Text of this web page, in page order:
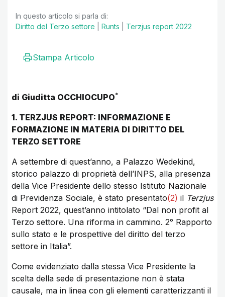
In questo articolo si parla di:
Diritto del Terzo settore
Runts Terzjus report 2022
Stampa Articolo
di Giuditta OCCHIOCUPO*
1. TERZJUS REPORT: INFORMAZIONE E
FORMAZIONE IN MATERIA DI DIRITTO DEL
TERZO SETTORE
A settembre di quest’anno, a Palazzo Wedekind,
storico palazzo di proprietà dell’INPS, alla presenza
della Vice Presidente dello stesso Istituto Nazionale
di Previdenza Sociale, è stato presentato(2) il Terzjus
Report 2022, quest’anno intitolato “Dal non profit al
Terzo settore. Una riforma in cammino. 2° Rapporto
sullo stato e le prospettive del diritto del terzo
settore in Italia”.
Come evidenziato dalla stessa Vice Presidente la
scelta della sede di presentazione non è stata
causale, ma in linea con gli elementi caratterizzanti il